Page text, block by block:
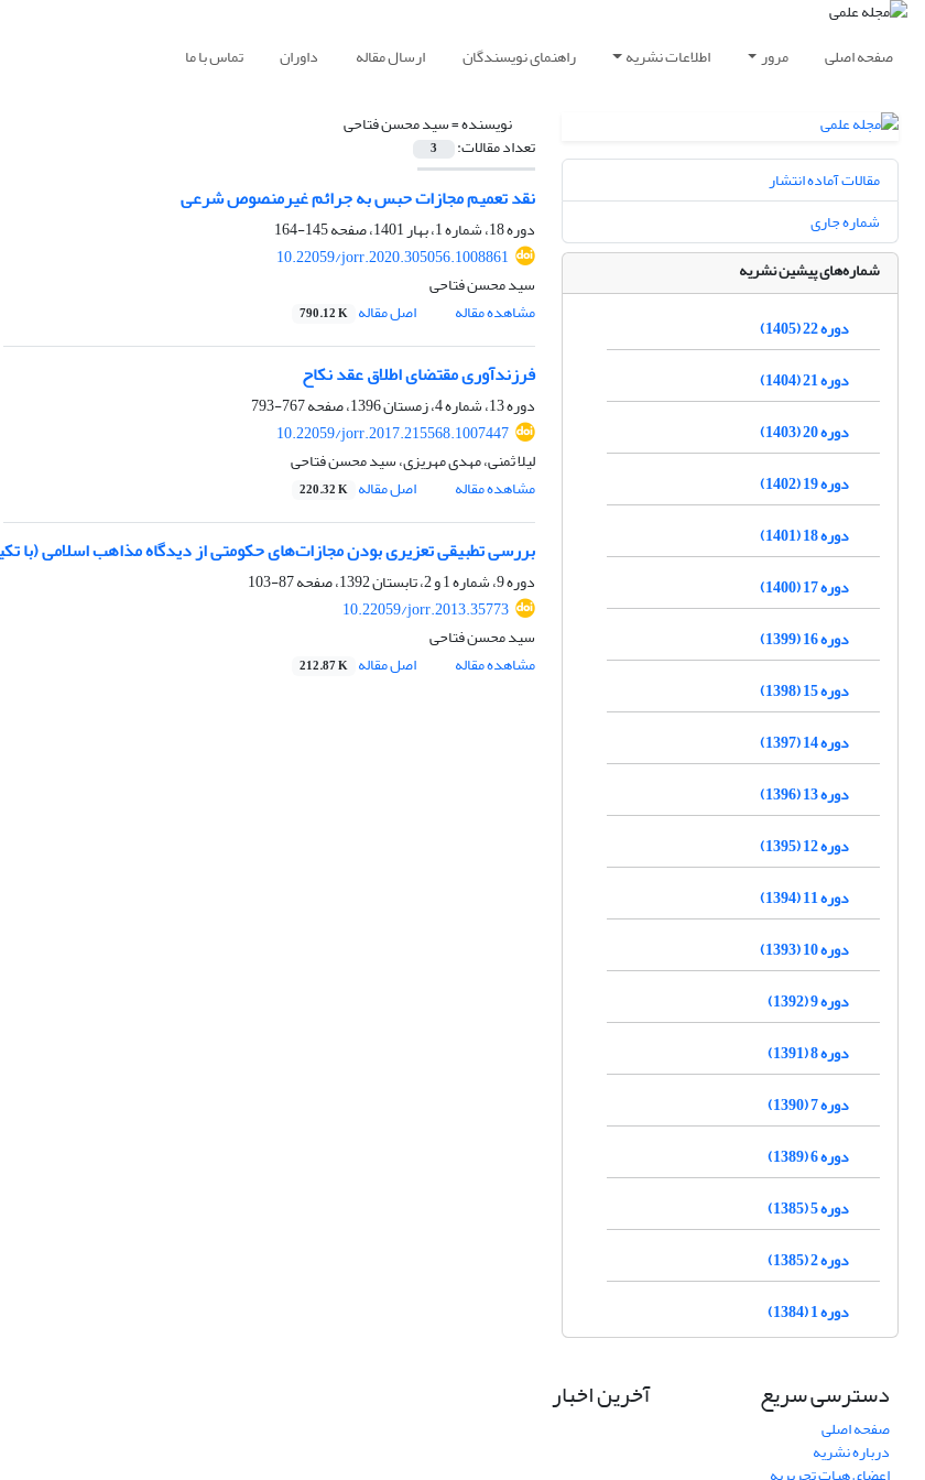
صفحه اصلی مرور اطلاعات نشریه راهنمای نویسندگان ارسال مقاله داوران تماس با ما
نویسنده =سید محسن فتاحی
تعداد مقالات: 3
نقد تعمیم مجازات حبس به جرائم غیرمنصوص شرعی
دوره 18، شماره 1، بهار 1401، صفحه
145-164
10.22059/jorr.2020.305056.1008861
سید محسن فتاحی
مشاهده مقاله
اصل مقاله 790.12 K
فرزندآوری مقتضای اطلاق عقد نکاح
دوره 13، شماره 4، زمستان 1396، صفحه
767-793
10.22059/jorr.2017.215568.1007447
لیلا ثمنی، مهدی مهریزی، سید محسن فتاحی
مشاهده مقاله
اصل مقاله 220.32 K
بررسی تطبیقی تعزیری بودن مجازات‌های حکومتی از دیدگاه مذاهب اسلامی (با
دوره 9، شماره 1 و 2، تابستان 1392، صفحه
87-103
10.22059/jorr.2013.35773
سید محسن فتاحی
مشاهده مقاله
اصل مقاله 212.87 K
مقالات آماده انتشار
شماره جاری
شماره‌های پیشین نشریه
دوره 22 (1405)
دوره 21 (1404)
دوره 20 (1403)
دوره 19 (1402)
دوره 18 (1401)
دوره 17 (1400)
دوره 16 (1399)
دوره 15 (1398)
دوره 14 (1397)
دوره 13 (1396)
دوره 12 (1395)
دوره 11 (1394)
دوره 10 (1393)
دوره 9 (1392)
دوره 8 (1391)
دوره 7 (1390)
دوره 6 (1389)
دوره 5 (1385)
دوره 2 (1385)
دوره 1 (1384)
دسترسی سریع
صفحه اصلی
درباره نشریه
آخرین اخبار